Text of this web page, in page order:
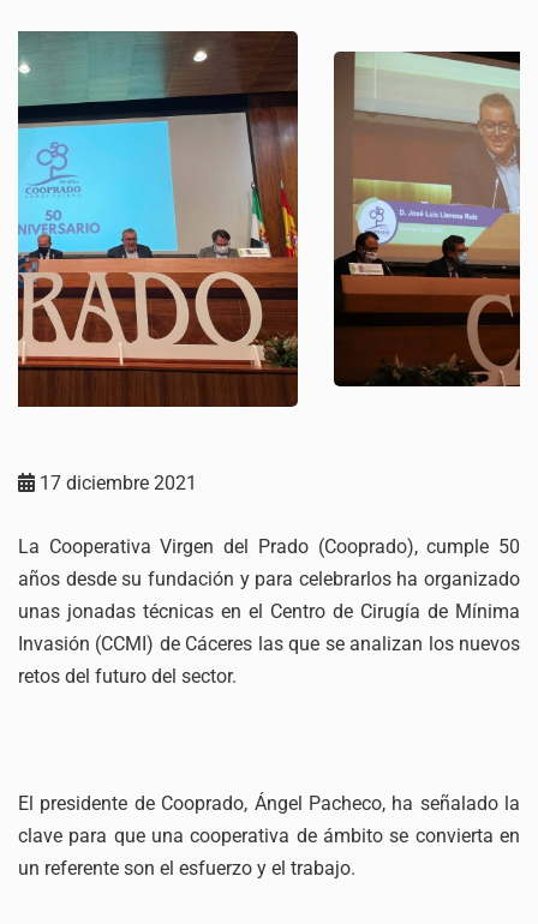
17 diciembre 2021
La Cooperativa Virgen del Prado (Cooprado), cumple 50
años desde su fundación y para celebrarlos ha organizado
unas jonadas técnicas en el Centro de Cirugía de Mínima
Invasión (CCMI) de Cáceres las que se analizan los nuevos
retos del futuro del sector.
El presidente de Cooprado, Ángel Pacheco, ha señalado la
clave para que una cooperativa de ámbito se convierta en
un referente son el esfuerzo y el trabajo.